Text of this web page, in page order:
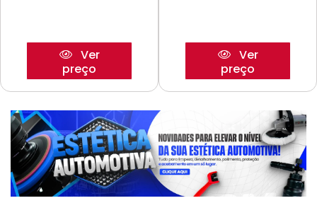
Ver
preço
Ver
preço